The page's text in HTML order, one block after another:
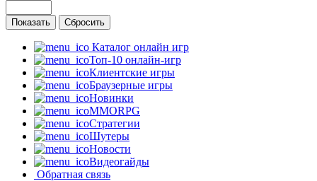
Каталог онлайн игр
Топ-10 онлайн-игр
Клиентские игры
Браузерные игры
Новинки
MMORPG
Стратегии
Шутеры
Новости
Видеогайды
Обратная связь